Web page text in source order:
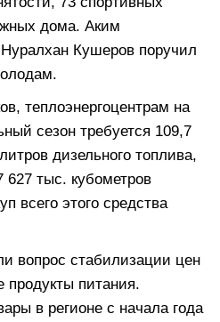
дома. Аким
Нуралхан Кушеров поручил
теплоэнергоцентрам на
сезон требуется 109,7
дизельного топлива,
627 тыс. кубометров
всего этого средства
вопрос стабилизации цен
продукты питания.
в регионе с начала года